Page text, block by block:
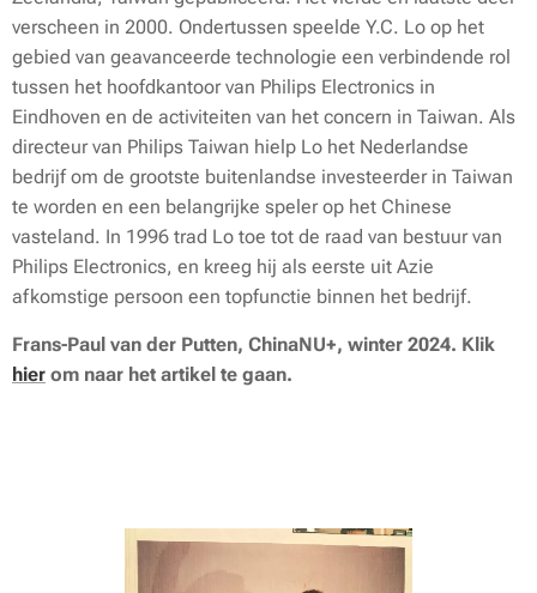
verscheen in 2000. Ondertussen speelde Y.C. Lo op het
gebied van geavanceerde technologie een verbindende rol
tussen het hoofdkantoor van Philips Electronics in
Eindhoven en de activiteiten van het concern in Taiwan. Als
directeur van Philips Taiwan hielp Lo het Nederlandse
bedrijf om de grootste buitenlandse investeerder in Taiwan
te worden en een belangrijke speler op het Chinese
vasteland. In 1996 trad Lo toe tot de raad van bestuur van
Philips Electronics, en kreeg hij als eerste uit Azie
afkomstige persoon een topfunctie binnen het bedrijf.
Frans-Paul van der Putten, ChinaNU+, winter 2024. Klik
hier om naar het artikel te gaan.